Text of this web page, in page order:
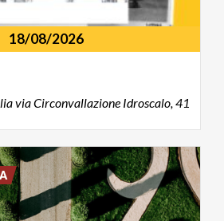
18/08/2026
viaCirconvallazione Idroscalo,41